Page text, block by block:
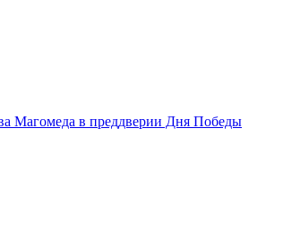
Магомеда в преддверии Дня Победы